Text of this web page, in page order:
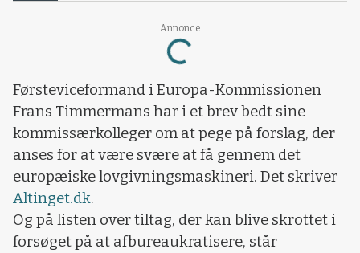
Annonce
Loading...
Førsteviceformand i Europa-Kommissionen
Frans Timmermans har i et brev bedt sine
kommissærkolleger om at pege på forslag, der
anses for at være svære at få gennem det
europæiske lovgivningsmaskineri. Det skriver
Altinget.dk.
Og på listen over tiltag, der kan blive skrottet i
forsøget på at afbureaukratisere, står